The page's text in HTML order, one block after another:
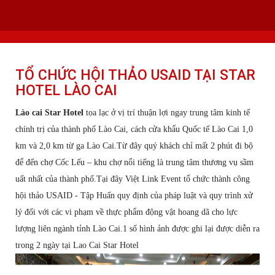
Kho xưởng: Lô 2, Làng Nghề Vạn Phúc, Hà Đông, Hà Nội.
Hotline/ skype/ Wechat/ Whatsapp : +84 .0983.686.183 / Tel : +84 243 785
Email: info@vietlinktour.com / sales@vietlinktour.com
http://www.vietlinktour.com / http://vietlinkevent.com
TỔ CHỨC HỘI THẢO USAID TẠI STAR
HOTEL LÀO CAI
Lào cai Star Hotel tọa lạc ở vị trí thuận lợi ngay trung tâm kinh tế
chính trị của thành phố Lào Cai, cách cửa khẩu Quốc tế Lào Cai 1,0
km và 2,0 km từ ga Lào Cai.Từ đây quý khách chỉ mất 2 phút đi bộ
để đến chợ Cốc Lếu – khu chợ nổi tiếng là trung tâm thương vụ sầm
uất nhất của thành phố.Tại đây Việt Link Event tổ chức thành công
hội thảo USAID - Tập Huấn quy định của pháp luật và quy trình xử
lý đối với các vi phạm về thực phẩm động vật hoang dã cho lực
lượng liên ngành tỉnh Lào Cai.1 số hình ảnh được ghi lại được diễn ra
trong 2 ngày tại Lao Cai Star Hotel